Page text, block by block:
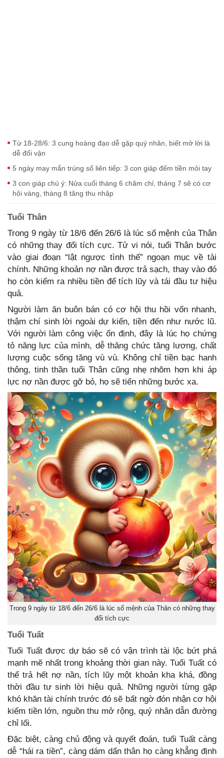
Từ 18-28/6: 3 cung hoàng đạo dễ gặp quý nhân, biết mở lời là
dễ đổi vận
5 ngày may mắn trúng số liên tiếp: 3 con giáp đếm tiền mỏi tay
3 con giáp chú ý: Nửa cuối tháng 6 chăm chỉ, tháng 7 sẽ có cơ
hội vàng, tháng 8 tăng thu nhập
Tuổi Thân
Trong 9 ngày từ 18/6 đến 26/6 là lúc số mệnh của Thân
có những thay đổi tích cực. Tử vi nói, tuổi Thân bước
vào giai đoạn “lật ngược tình thế” ngoạn mục về tài
chính. Những khoản nợ nần được trả sạch, thay vào đó
họ còn kiếm ra nhiều tiền để tích lũy và tái đầu tư hiệu
quả.
Người làm ăn buôn bán có cơ hội thu hồi vốn nhanh,
thậm chí sinh lời ngoài dự kiến, tiền đến như nước lũ.
Với người làm công việc ổn định, đây là lúc họ chứng
tỏ năng lực của mình, dễ thăng chức tăng lương, chất
lượng cuộc sống tăng vù vù. Không chỉ tiền bạc hanh
thông, tinh thần tuổi Thân cũng nhẹ nhõm hơn khi áp
lực nợ nần được gỡ bỏ, họ sẽ tiến những bước xa.
Trong 9 ngày từ 18/6 đến 26/6 là lúc số mệnh của Thân có những thay
đổi tích cực
Tuổi Tuất
Tuổi Tuất được dự báo sẽ có vận trình tài lộc bứt phá
mạnh mẽ nhất trong khoảng thời gian này. Tuổi Tuất có
thể trả hết nợ nần, tích lũy một khoản kha khá, đồng
thời đầu tư sinh lời hiệu quả. Những người từng gặp
khó khăn tài chính trước đó sẽ bất ngờ đón nhận cơ hội
kiếm tiền lớn, nguồn thu mở rộng, quý nhân dẫn đường
chỉ lối.
Đặc biệt, càng chủ động và quyết đoán, tuổi Tuất càng
dễ “hái ra tiền”, càng dám dấn thân họ càng khẳng định